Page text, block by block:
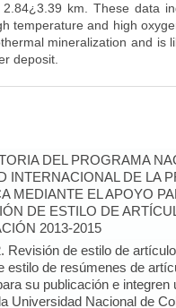
km. These data
temperature and high
mineralization and is
deposit.
DEL PROGRAMA
INTERNACIONAL DE LA
MEDIANTE EL APOYO
DE ESTILO DE
2013-2015
Revisión de estilo de
estilo de resúmenes de
su publicación e
Universidad Nacional de